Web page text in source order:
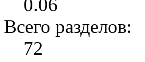
0.06
Всего разделов:
72